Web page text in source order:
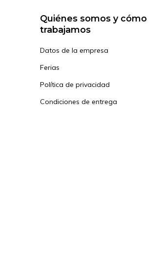
Quiénes somos y cómo
trabajamos
Datos de la empresa
Ferias
Política de privacidad
Condiciones de entrega